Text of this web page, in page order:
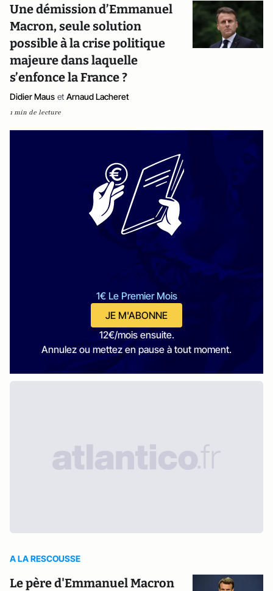
Une démission d’Emmanuel
Macron, seule solution
possible à la crise politique
majeure dans laquelle
s’enfonce la France ?
Didier Maus et Arnaud Lacheret
1 min de lecture
1€ Le Premier Mois
JE M'ABONNE
12€/mois ensuite.
Annulez ou mettez en pause à tout moment.
A LA RESCOUSSE
Le père d'Emmanuel Macron